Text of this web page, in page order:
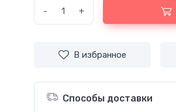
- +
В избранное
Способы доставки